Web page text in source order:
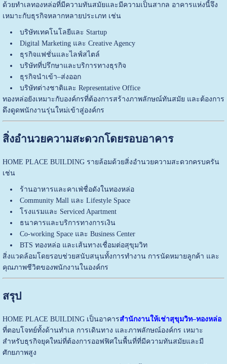
ด้วยทำเลทองหล่อที่มีความทันสมัยและมีความเป็นสากล อาคารแห่งนี้จึง
เหมาะกับธุรกิจหลากหลายประเภท เช่น
บริษัทเทคโนโลยีและ Startup
Digital Marketing และ Creative Agency
ธุรกิจแฟชั่นและไลฟ์สไตล์
บริษัทที่ปรึกษาและบริการทางธุรกิจ
ธุรกิจนำเข้า–ส่งออก
บริษัทต่างชาติและ Representative Office
ทองหล่อยังเหมาะกับองค์กรที่ต้องการสร้างภาพลักษณ์ทันสมัย และต้องการ
ดึงดูดพนักงานรุ่นใหม่เข้าสู่องค์กร
สิ่งอำนวยความสะดวกโดยรอบอาคาร
HOME PLACE BUILDING รายล้อมด้วยสิ่งอำนวยความสะดวกครบครัน
เช่น
ร้านอาหารและคาเฟ่ชื่อดังในทองหล่อ
Community Mall และ Lifestyle Space
โรงแรมและ Serviced Apartment
ธนาคารและบริการทางการเงิน
Co-working Space และ Business Center
BTS ทองหล่อ และเส้นทางเชื่อมต่อสุขุมวิท
สิ่งแวดล้อมโดยรอบช่วยสนับสนุนทั้งการทำงาน การนัดหมายลูกค้า และ
คุณภาพชีวิตของพนักงานในองค์กร
สรุป
HOME PLACE BUILDING เป็นอาคารสำนักงานให้เช่าสุขุมวิท–ทองหล่อ
ที่ตอบโจทย์ทั้งด้านทำเล การเดินทาง และภาพลักษณ์องค์กร เหมาะ
สำหรับธุรกิจยุคใหม่ที่ต้องการออฟฟิศในพื้นที่ที่มีความทันสมัยและมี
ศักยภาพสูง